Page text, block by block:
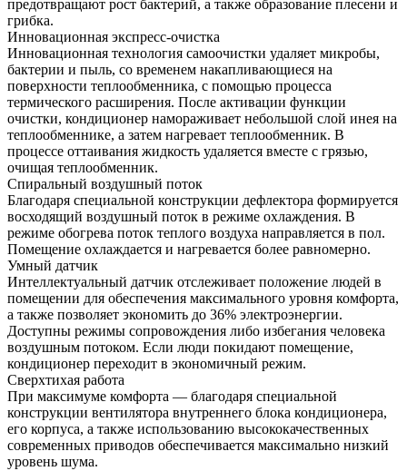
предотвращают рост бактерий, а также образование плесени и
грибка.
Инновационная экспресс-очистка
Инновационная технология самоочистки удаляет микробы,
бактерии и пыль, со временем накапливающиеся на
поверхности теплообменника, с помощью процесса
термического расширения. После активации функции
очистки, кондиционер намораживает небольшой слой инея на
теплообменнике, а затем нагревает теплообменник. В
процессе оттаивания жидкость удаляется вместе с грязью,
очищая теплообменник.
Спиральный воздушный поток
Благодаря специальной конструкции дефлектора формируется
восходящий воздушный поток в режиме охлаждения. В
режиме обогрева поток теплого воздуха направляется в пол.
Помещение охлаждается и нагревается более равномерно.
Умный датчик
Интеллектуальный датчик отслеживает положение людей в
помещении для обеспечения максимального уровня комфорта,
а также позволяет экономить до 36% электроэнергии.
Доступны режимы сопровождения либо избегания человека
воздушным потоком. Если люди покидают помещение,
кондиционер переходит в экономичный режим.
Сверхтихая работа
При максимуме комфорта — благодаря специальной
конструкции вентилятора внутреннего блока кондиционера,
его корпуса, а также использованию высококачественных
современных приводов обеспечивается максимально низкий
уровень шума.